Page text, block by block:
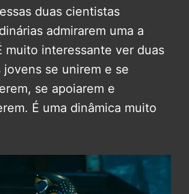
duas cientistas
admirarem uma a
muito interessante ver duas
jovens se unirem e se
se apoiarem e
É uma dinâmica muito